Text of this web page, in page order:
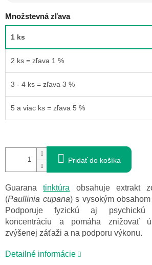
Množstevná zľava
1 ks
2 ks = zľava 1 %
3 - 4 ks = zľava 3 %
5 a viac ks = zľava 5 %
Pridať do košíka
Guaranatinktúra obsahuje extrakt
(Paullinia cupana) s vysokým
Podporuje fyzickú aj psychickú
koncentráciu a pomáha znižovať
zvýšenej záťaži a na podporu výkonu.
Detailné informácie